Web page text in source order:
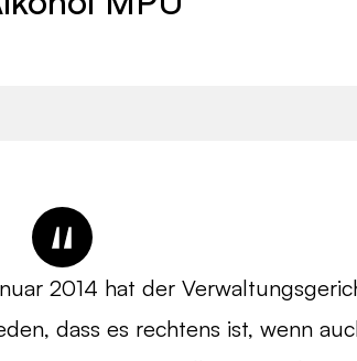
2014 hat der
dass es rechtens ist, wenn